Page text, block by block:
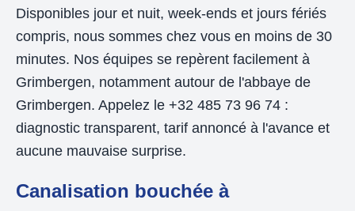
Disponibles jour et nuit, week-ends et jours fériés
compris, nous sommes chez vous en moins de 30
minutes. Nos équipes se repèrent facilement à
Grimbergen, notamment autour de l'abbaye de
Grimbergen. Appelez le +32 485 73 96 74 :
diagnostic transparent, tarif annoncé à l'avance et
aucune mauvaise surprise.
Canalisation bouchée à